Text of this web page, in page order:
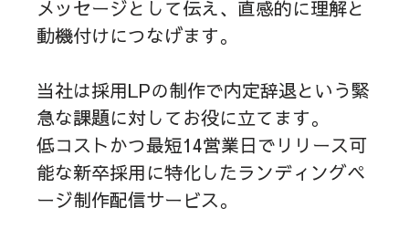
メッセージとして伝え、直感的に理解と
動機付けにつなげます。
当社は採用LPの制作で内定辞退という緊
急な課題に対してお役に立てます。
低コストかつ最短14営業日でリリース可
能な新卒採用に特化したランディングペ
ージ制作配信サービス。